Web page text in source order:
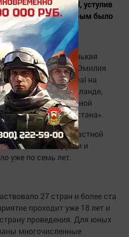
Miss International, уступив
и Тайланда, которым было
информ»). «Маленькая
– пятилетняя Эмилия
вице Miss International на
International в Таиланде,
детской общественной
Принцессы Татарстана».
титул в своей возрастной
девочкам из Грузии и
уже по семь лет.
27 стран и более ста
проходит уже 18 лет и
проведения. Для юных
многочисленные